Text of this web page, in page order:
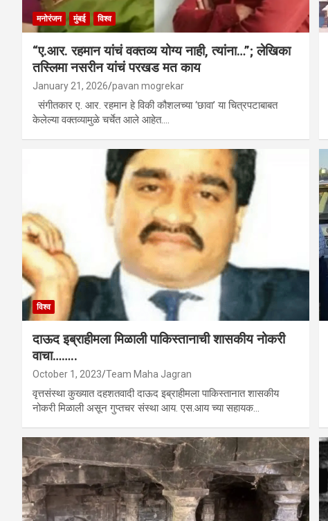
मनोरंजन मुंबई विश्व
“ए.आर. रहमान यांचं वक्तव्य योग्य नाही, त्यांना…”; लेखिका
तस्लिमा नसरीन यांचं परखड मत काय
January 21, 2026 pavan mogrekar
संगीतकार ए. आर. रहमान हे विकी कौशलच्या ‘छावा’ या चित्रपटाबाबत
केलेल्या वक्तव्यामुळे चर्चेत आले आहेत.…
विश्व
दाऊद इब्राहीमला मिळाली पाकिस्तानाची शासकीय नोकरी
वाचा……..
October 1, 2023 Team Maha Jagran
वृत्तसंस्था कुख्यात दहशतवादी दाऊद इब्राहीमला पाकिस्तानात शासकीय
नोकरी मिळाली असून गुप्तचर संस्था आय. एस.आय च्या सहायक…